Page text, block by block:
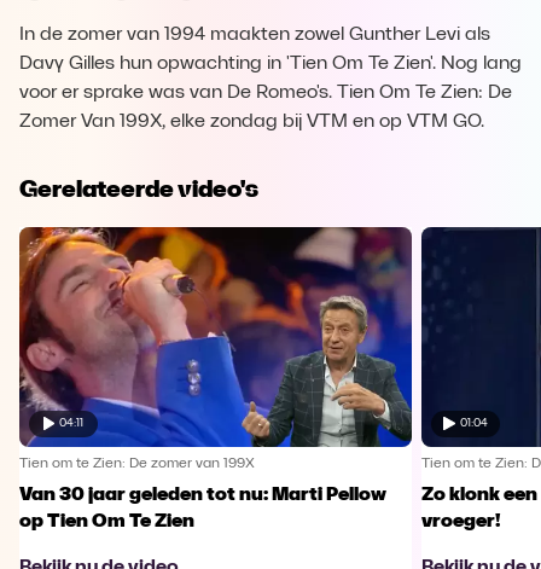
In de zomer van 1994 maakten zowel Gunther Levi als
Davy Gilles hun opwachting in 'Tien Om Te Zien'. Nog lang
voor er sprake was van De Romeo's. Tien Om Te Zien: De
Zomer Van 199X, elke zondag bij VTM en op VTM GO.
Gerelateerde video's
04:11
Tien om te Zien: De zomer van 199X
Van 30 jaar geleden tot nu: Marti Pellow
op Tien Om Te Zien
01:04
Tien om te Zien:
Zo klonk
vroeger!